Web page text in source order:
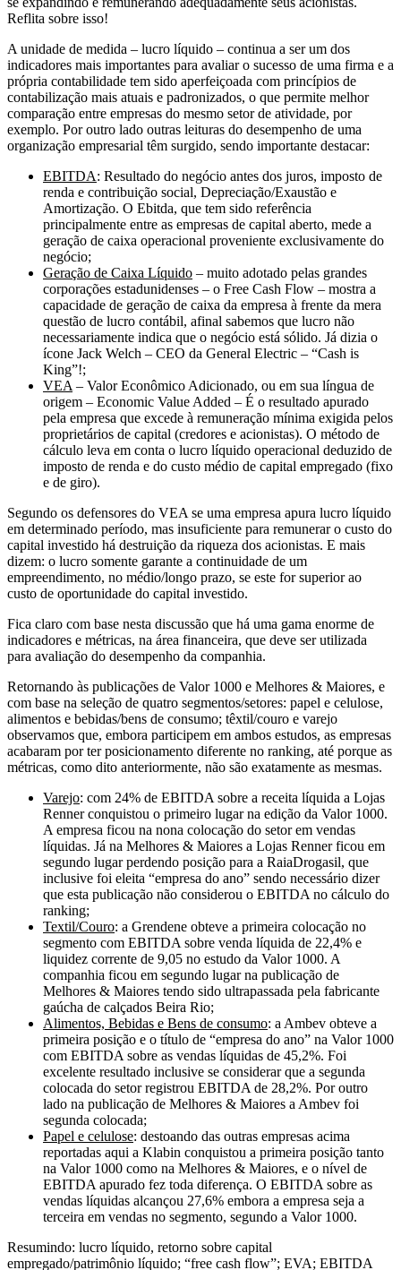
Reflita sobre isso!
A unidade de medida – lucro líquido – continua a ser um dos
indicadores mais importantes para avaliar o sucesso de uma firma e a
própria contabilidade tem sido aperfeiçoada com princípios de
contabilização mais atuais e padronizados, o que permite melhor
comparação entre empresas do mesmo setor de atividade, por
exemplo. Por outro lado outras leituras do desempenho de uma
organização empresarial têm surgido, sendo importante destacar:
EBITDA: Resultado do negócio antes dos juros, imposto de
renda e contribuição social, Depreciação/Exaustão e
Amortização. O Ebitda, que tem sido referência
principalmente entre as empresas de capital aberto, mede a
geração de caixa operacional proveniente exclusivamente do
negócio;
Geração de Caixa Líquido – muito adotado pelas grandes
corporações estadunidenses – o Free Cash Flow – mostra a
capacidade de geração de caixa da empresa à frente da mera
questão de lucro contábil, afinal sabemos que lucro não
necessariamente indica que o negócio está sólido. Já dizia o
ícone Jack Welch – CEO da General Electric – “Cash is
King”!;
VEA – Valor Econômico Adicionado, ou em sua língua de
origem – Economic Value Added – É o resultado apurado
pela empresa que excede à remuneração mínima exigida pelos
proprietários de capital (credores e acionistas). O método de
cálculo leva em conta o lucro líquido operacional deduzido de
imposto de renda e do custo médio de capital empregado (fixo
e de giro).
Segundo os defensores do VEA se uma empresa apura lucro líquido
em determinado período, mas insuficiente para remunerar o custo do
capital investido há destruição da riqueza dos acionistas. E mais
dizem: o lucro somente garante a continuidade de um
empreendimento, no médio/longo prazo, se este for superior ao
custo de oportunidade do capital investido.
Fica claro com base nesta discussão que há uma gama enorme de
indicadores e métricas, na área financeira, que deve ser utilizada
para avaliação do desempenho da companhia.
Retornando às publicações de Valor 1000 e Melhores & Maiores, e
com base na seleção de quatro segmentos/setores: papel e celulose,
alimentos e bebidas/bens de consumo; têxtil/couro e varejo
observamos que, embora participem em ambos estudos, as empresas
acabaram por ter posicionamento diferente no ranking, até porque as
métricas, como dito anteriormente, não são exatamente as mesmas.
Varejo: com 24% de EBITDA sobre a receita líquida a Lojas
Renner conquistou o primeiro lugar na edição da Valor 1000.
A empresa ficou na nona colocação do setor em vendas
líquidas. Já na Melhores & Maiores a Lojas Renner ficou em
segundo lugar perdendo posição para a RaiaDrogasil, que
inclusive foi eleita “empresa do ano” sendo necessário dizer
que esta publicação não considerou o EBITDA no cálculo do
ranking;
Textil/Couro: a Grendene obteve a primeira colocação no
segmento com EBITDA sobre venda líquida de 22,4% e
liquidez corrente de 9,05 no estudo da Valor 1000. A
companhia ficou em segundo lugar na publicação de
Melhores & Maiores tendo sido ultrapassada pela fabricante
gaúcha de calçados Beira Rio;
Alimentos, Bebidas e Bens de consumo: a Ambev obteve a
primeira posição e o título de “empresa do ano” na Valor 1000
com EBITDA sobre as vendas líquidas de 45,2%. Foi
excelente resultado inclusive se considerar que a segunda
colocada do setor registrou EBITDA de 28,2%. Por outro
lado na publicação de Melhores & Maiores a Ambev foi
segunda colocada;
Papel e celulose: destoando das outras empresas acima
reportadas aqui a Klabin conquistou a primeira posição tanto
na Valor 1000 como na Melhores & Maiores, e o nível de
EBITDA apurado fez toda diferença. O EBITDA sobre as
vendas líquidas alcançou 27,6% embora a empresa seja a
terceira em vendas no segmento, segundo a Valor 1000.
Resumindo: lucro líquido, retorno sobre capital
empregado/patrimônio líquido; “free cash flow”; EVA; EBITDA